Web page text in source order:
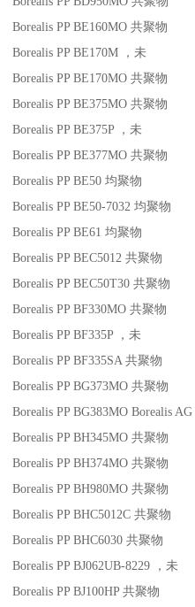
Borealis PP BE160MO 共聚物
Borealis PP BE170M
，未
Borealis PP BE170MO 共聚物
Borealis PP BE375MO 共聚物
Borealis PP BE375P
，未
Borealis PP BE377MO 共聚物
Borealis PP BE50 均聚物
Borealis PP BE50-7032 均聚物
Borealis PP BE61 均聚物
Borealis PP BEC5012 共聚物
Borealis PP BEC50T30 共聚物
Borealis PP BF330MO 共聚物
Borealis PP BF335P
，未
Borealis PP BF335SA 共聚物
Borealis PP BG373MO 共聚物
Borealis PP BG383MO Borealis AG
Borealis PP BH345MO 共聚物
Borealis PP BH374MO 共聚物
Borealis PP BH980MO 共聚物
Borealis PP BHC5012C 共聚物
Borealis PP BHC6030 共聚物
Borealis PP BJ062UB-8229
，未
Borealis PP BJ100HP 共聚物